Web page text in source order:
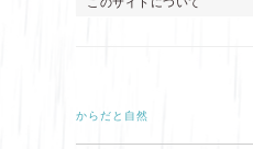
からだと自然